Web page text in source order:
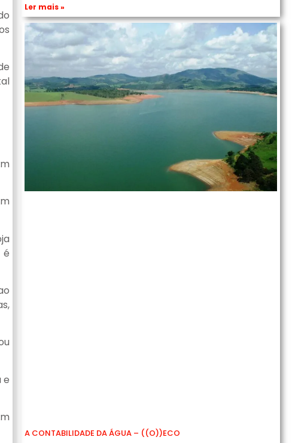
e
Ler mais »
A CONTABILIDADE DA ÁGUA – ((O))ECO